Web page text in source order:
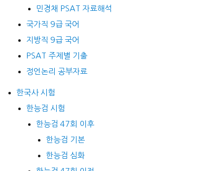
민경채 PSAT 자료해석
국가직 9급 국어
지방직 9급 국어
PSAT 주제별 기출
정언논리 공부자료
한국사 시험
한능검 시험
한능검 47회 이후
한능검 기본
한능검 심화